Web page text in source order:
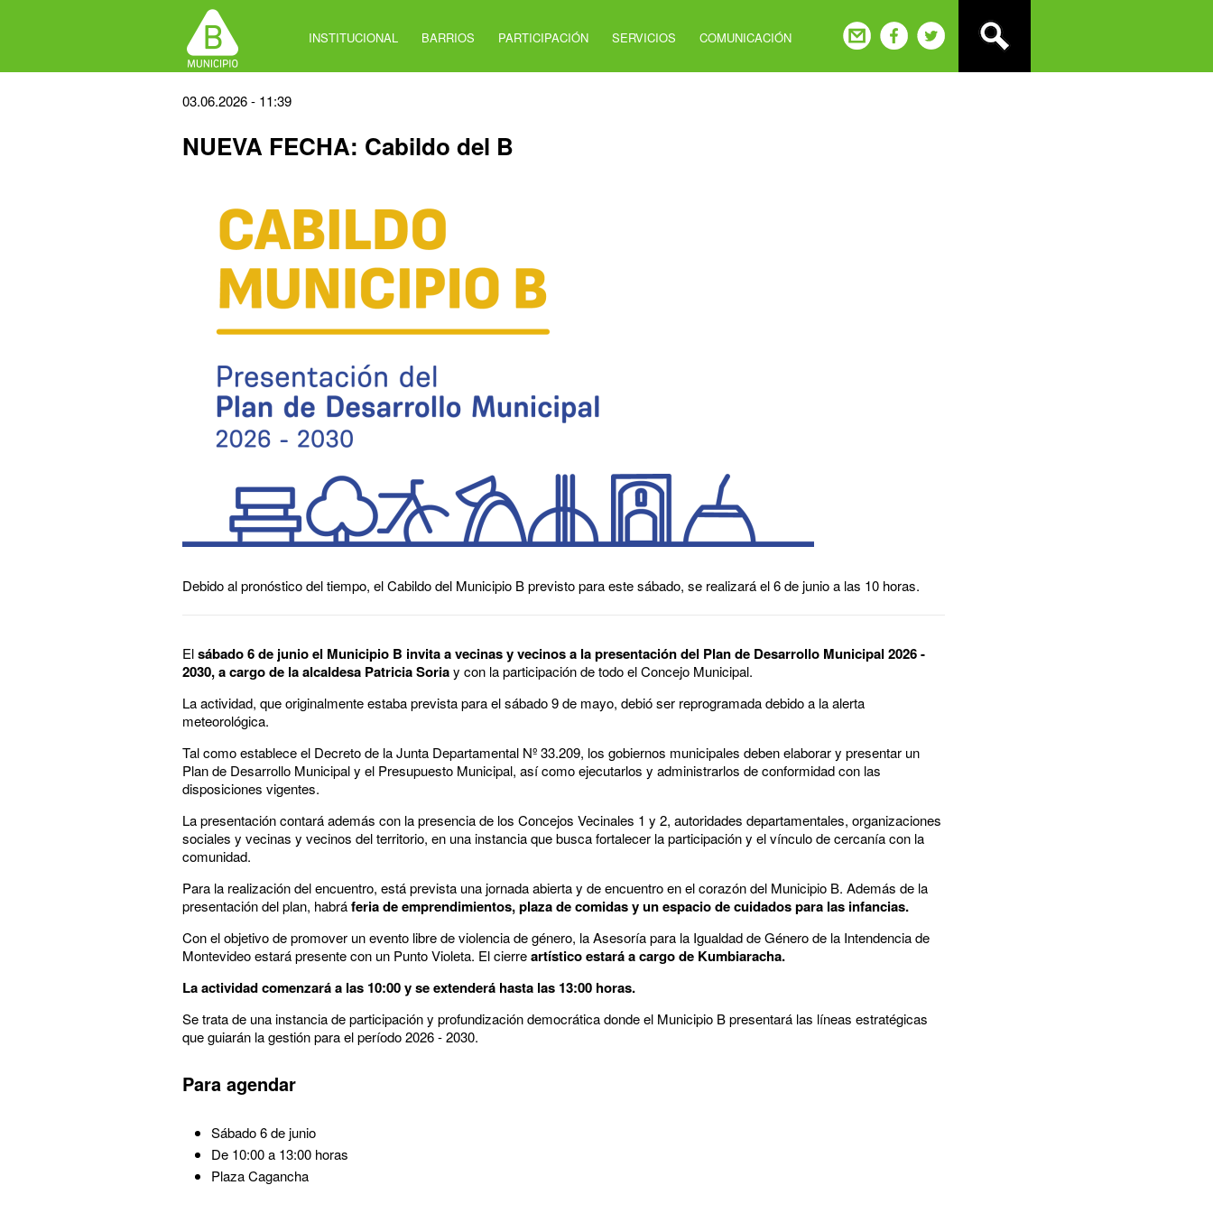
INSTITUCIONAL BARRIOS PARTICIPACIÓN SERVICIOS COMUNICACIÓN
Back
top
03.06.2026 - 11:39
NUEVA FECHA: Cabildo del B
Debido al pronóstico del tiempo, el Cabildo del Municipio B previsto para este sábado, se realizará el 6 de junio a las 10 horas.
Elsábado 6 de junio el Municipio B invita a vecinas y vecinos a la presentación del Plan de Desarrollo Municipal 2026 -
2030, a cargo de la alcaldesa Patricia Soriay con la participación de todo el Concejo Municipal.
La actividad, que originalmente estaba prevista para el sábado 9 de mayo, debió ser reprogramada debido a la alerta
meteorológica.
Tal como establece el Decreto de la Junta Departamental Nº 33.209, los gobiernos municipales deben elaborar y presentar un
Plan de Desarrollo Municipal y el Presupuesto Municipal, así como ejecutarlos y administrarlos de conformidad con las
disposiciones vigentes.
La presentación contará además con la presencia de los Concejos Vecinales 1 y 2, autoridades departamentales, organizaciones
sociales y vecinas y vecinos del territorio, en una instancia que busca fortalecer la participación y el vínculo de cercanía con la
comunidad.
Para la realización del encuentro, está prevista una jornada abierta y de encuentro en el corazón del Municipio B. Además de la
presentación del plan, habráferia de emprendimientos, plaza de comidas y un espacio de cuidados para las infancias.
Con el objetivo de promover un evento libre de violencia de género, la Asesoría para la Igualdad de Género de la Intendencia de
Montevideo estará presente con un Punto Violeta. El cierreartístico estará a cargo de Kumbiaracha.
La actividad comenzará a las 10:00 y se extenderá hasta las 13:00 horas.
Se trata de una instancia de participación y profundización democrática donde el Municipio B presentará las líneas estratégicas
que guiarán la gestión para el período 2026 - 2030.
Para agendar
Sábado 6 de junio
De 10:00 a 13:00 horas
Plaza Cagancha